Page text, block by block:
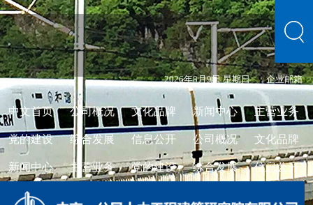
2026年8月9日 星期日 企业邮箱
中文首页 公司概况 文化品牌 新闻中心 主营业务
党的建设 综合发展 信息公开 公司概况 文化品牌
新闻中心 主营业务 党的建设 综合发展 信息公开